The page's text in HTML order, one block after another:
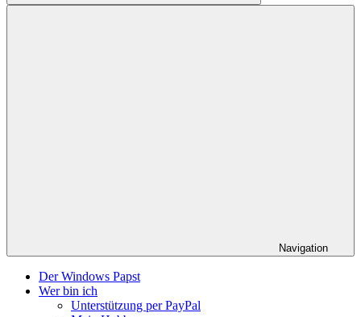
Suchen
Navigation
Der Windows Papst
Wer bin ich
Unterstützung per PayPal